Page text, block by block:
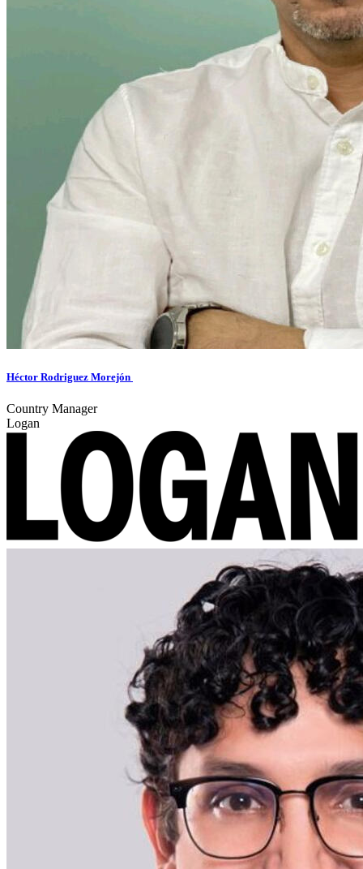
Héctor Rodriguez Morejón
Country Manager
Logan